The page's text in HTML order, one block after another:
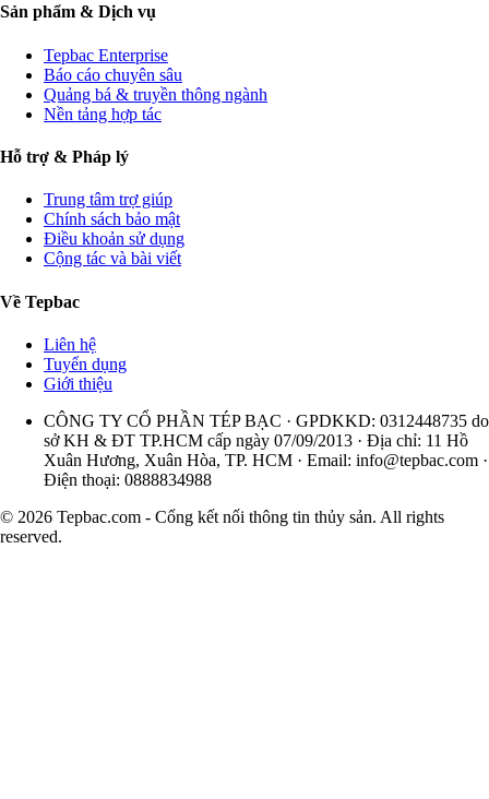
Sản phẩm & Dịch vụ
Tepbac Enterprise
Báo cáo chuyên sâu
Quảng bá & truyền thông ngành
Nền tảng hợp tác
Hỗ trợ & Pháp lý
Trung tâm trợ giúp
Chính sách bảo mật
Điều khoản sử dụng
Cộng tác và bài viết
Về Tepbac
Liên hệ
Tuyển dụng
Giới thiệu
CÔNG TY CỔ PHẦN TÉP BẠC · GPDKKD: 0312448735 do
sở KH & ĐT TP.HCM cấp ngày 07/09/2013 · Địa chỉ: 11 Hồ
Xuân Hương, Xuân Hòa, TP. HCM · Email: info@tepbac.com ·
Điện thoại: 0888834988
© 2026 Tepbac.com - Cổng kết nối thông tin thủy sản. All rights
reserved.